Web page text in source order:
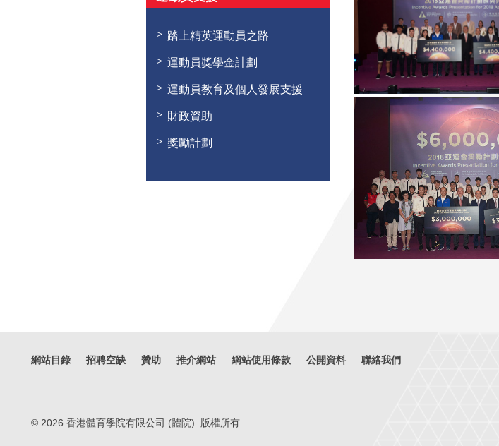
踏上精英運動員之路
運動員獎學金計劃
運動員教育及個人發展支援
財政資助
獎勵計劃
網站目錄 招聘空缺 贊助 推介網站 網站使用條款 公開資料 聯絡我們
© 2026 香港體育學院有限公司 (體院). 版權所有.